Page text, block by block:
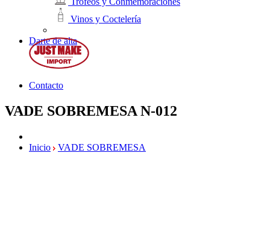
Vinos y Coctelería
Darte de alta
Contacto
VADE SOBREMESA N-012
Inicio VADE SOBREMESA